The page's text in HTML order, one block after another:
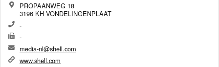
PROPAANWEG 18
3196 KH VONDELINGENPLAAT
-
-
media-nl@shell.com
www.shell.com